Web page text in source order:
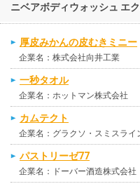
ニベアボディウォッシュ エ
厚皮みかんの皮むきミニー
企業名：株式会社向井工業
一秒タオル
企業名：ホットマン株式会社
カムテクト
企業名：グラクソ・スミスライ
パストリーゼ77
企業名：ドーバー酒造株式会社